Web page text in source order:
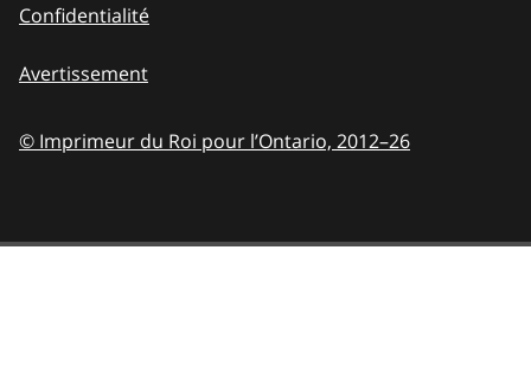
Confidentialité
Avertissement
© Imprimeur du Roi pour l’Ontario, 2012–26